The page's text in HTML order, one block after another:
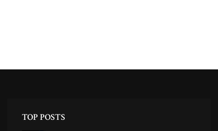
TOP POSTS